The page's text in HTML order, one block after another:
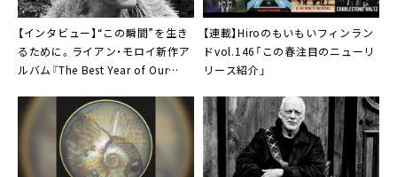
【インタビュー】“この瞬間”を生き
るために。ライアン・モロイ新作ア
ルバム『The Best Year of Our
【連載】Hiroのもいもいフィンラン
ドvol.146「この春注目のニューリ
リース紹介」